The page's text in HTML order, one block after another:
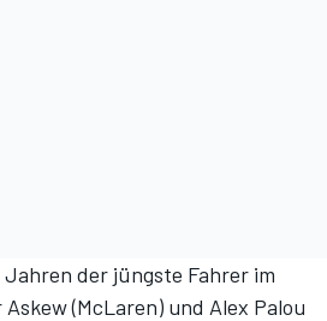
Jahren der jüngste Fahrer im
(McLaren) und Alex Palou